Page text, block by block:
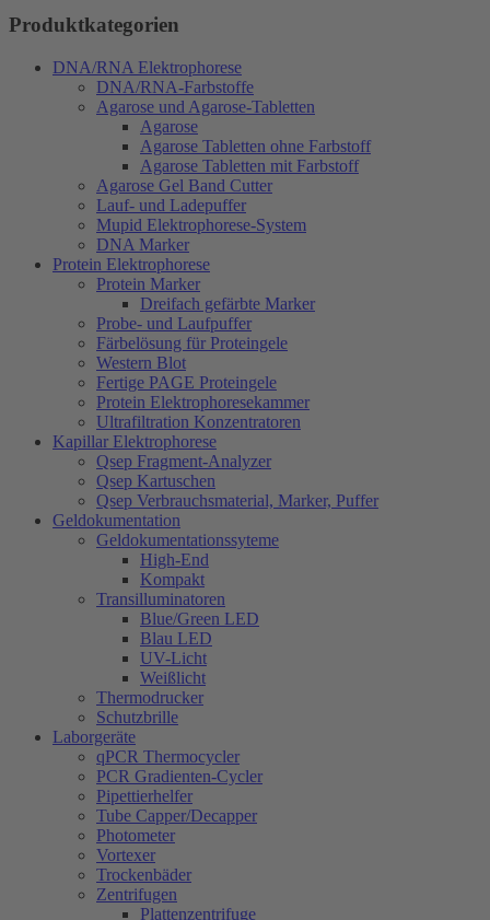
Produktkategorien
DNA/RNA Elektrophorese
DNA/RNA-Farbstoffe
Agarose und Agarose-Tabletten
Agarose
Agarose Tabletten ohne Farbstoff
Agarose Tabletten mit Farbstoff
Agarose Gel Band Cutter
Lauf- und Ladepuffer
Mupid Elektrophorese-System
DNA Marker
Protein Elektrophorese
Protein Marker
Dreifach gefärbte Marker
Probe- und Laufpuffer
Färbelösung für Proteingele
Western Blot
Fertige PAGE Proteingele
Protein Elektrophoresekammer
Ultrafiltration Konzentratoren
Kapillar Elektrophorese
Qsep Fragment-Analyzer
Qsep Kartuschen
Qsep Verbrauchsmaterial, Marker, Puffer
Geldokumentation
Geldokumentationssyteme
High-End
Kompakt
Transilluminatoren
Blue/Green LED
Blau LED
UV-Licht
Weißlicht
Thermodrucker
Schutzbrille
Laborgeräte
qPCR Thermocycler
PCR Gradienten-Cycler
Pipettierhelfer
Tube Capper/Decapper
Photometer
Vortexer
Trockenbäder
Zentrifugen
Plattenzentrifuge